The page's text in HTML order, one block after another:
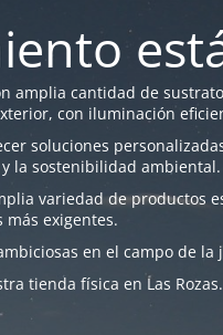
amplia cantidad de
con iluminación
soluciones
la sostenibilidad ambiental.
variedad de productos
más exigentes.
en el campo de
tienda física en Las Rozas.